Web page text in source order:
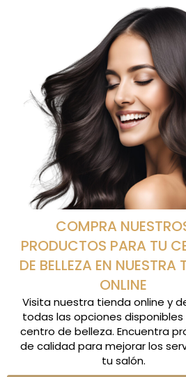
COMPRA
PRODUCTOS PARA TU
DE BELLEZA EN NUESTRA
ONLINE
Visita nuestra tienda online y
todas las opciones
centro de belleza. Encuentra
de calidad para mejorar los
tu salón.